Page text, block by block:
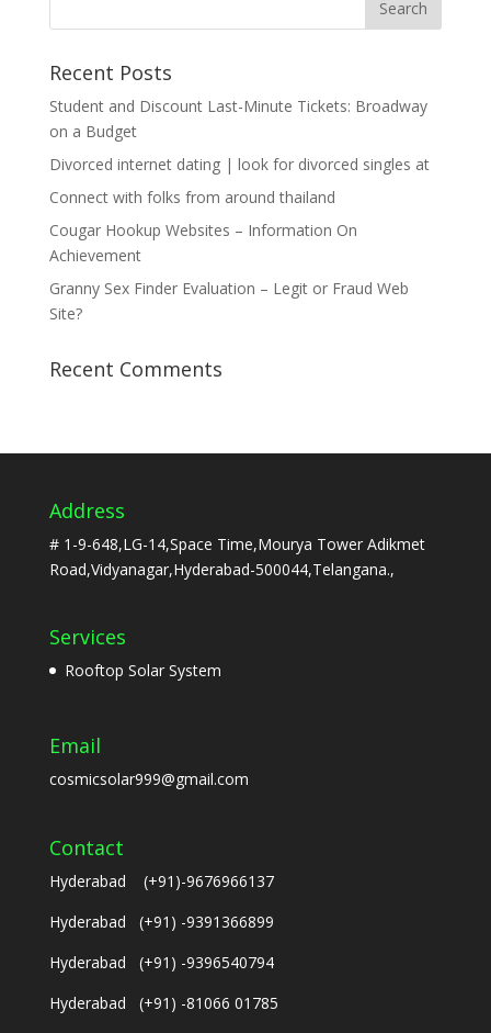
Recent Posts
Student and Discount Last-Minute Tickets: Broadway
on a Budget
Divorced internet dating | look for divorced singles at
Connect with folks from around thailand
Cougar Hookup Websites – Information On
Achievement
Granny Sex Finder Evaluation – Legit or Fraud Web
Site?
Recent Comments
Address
# 1-9-648,LG-14,Space Time,Mourya Tower Adikmet
Road,Vidyanagar,Hyderabad-500044,Telangana.,
Services
Rooftop Solar System
Email
cosmicsolar999@gmail.com
Contact
Hyderabad (+91)-9676966137
Hyderabad (+91) -9391366899
Hyderabad (+91) -9396540794
Hyderabad (+91) -81066 01785